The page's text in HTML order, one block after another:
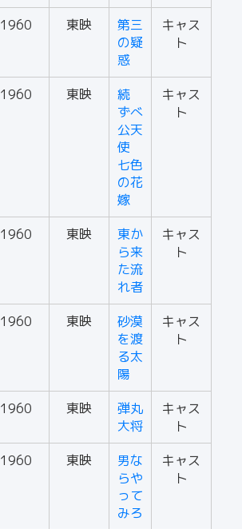
1960 東映
第三
の疑
惑
キャス
ト
1960 東映
続
ずべ
公天
使
七色
の花
嫁
キャス
ト
1960 東映
東か
ら来
た流
れ者
キャス
ト
1960 東映
砂漠
を渡
る太
陽
キャス
ト
1960 東映
弾丸
大将
キャス
ト
1960 東映
男な
らや
って
みろ
キャス
ト